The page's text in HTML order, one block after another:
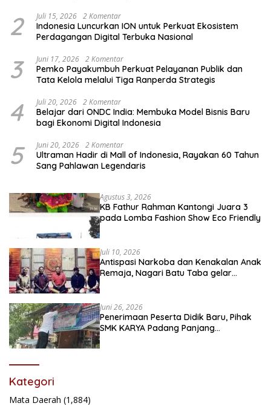
2 Juli 15, 2026 2 Komentar
Indonesia Luncurkan ION untuk Perkuat Ekosistem
Perdagangan Digital Terbuka Nasional
3 Juni 17, 2026 2 Komentar
Pemko Payakumbuh Perkuat Pelayanan Publik dan
Tata Kelola melalui Tiga Ranperda Strategis
4 Juli 20, 2026 2 Komentar
Belajar dari ONDC India: Membuka Model Bisnis Baru
bagi Ekonomi Digital Indonesia
5 Juni 20, 2026 2 Komentar
Ultraman Hadir di Mall of Indonesia, Rayakan 60 Tahun
Sang Pahlawan Legendaris
Agustus 3, 2026
KB Fathur Rahman Kantongi Juara 3
pada Lomba Fashion Show Eco Friendly
Juli 10, 2026
Antispasi Narkoba dan Kenakalan Anak
Remaja, Nagari Batu Taba gelar
Juni 26, 2026
Penerimaan Peserta Didik Baru, Pihak
SMK KARYA Padang Panjang
Kategori
Mata Daerah (1,884)